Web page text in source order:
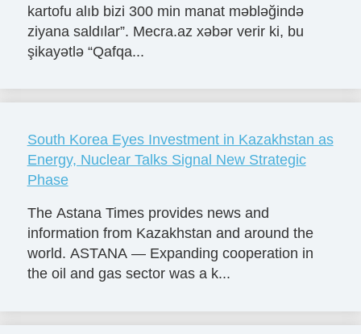
kartofu alıb bizi 300 min manat məbləğində
ziyana saldılar”. Mecra.az xəbər verir ki, bu
şikayətlə “Qafqa...
South Korea Eyes Investment in Kazakhstan as
Energy, Nuclear Talks Signal New Strategic
Phase
The Astana Times provides news and
information from Kazakhstan and around the
world. ASTANA — Expanding cooperation in
the oil and gas sector was a k...